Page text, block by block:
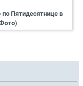
Пятидесятнице в